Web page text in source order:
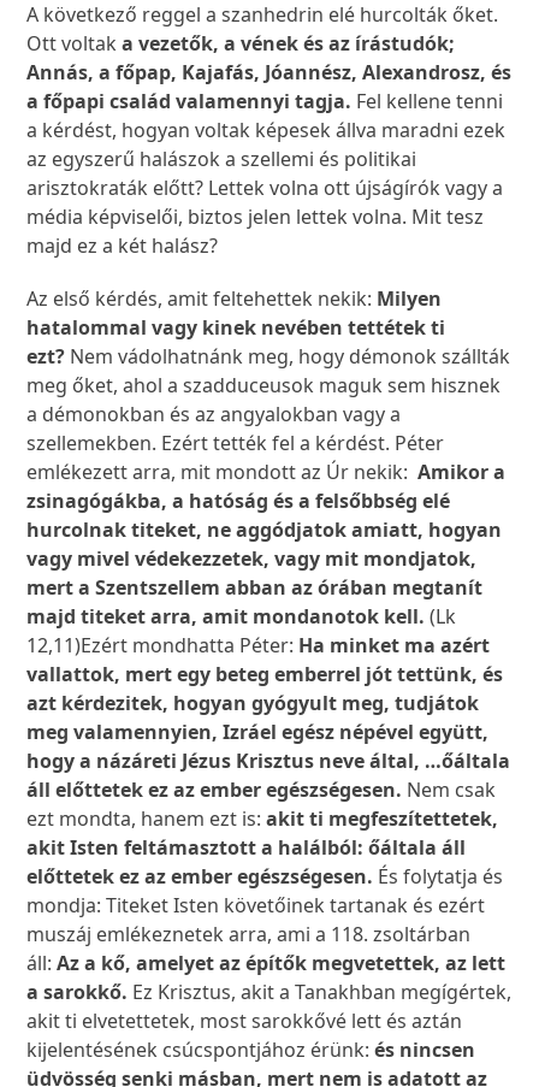
A következő reggel a szanhedrin elé hurcolták őket.
Ott voltaka vezetők, a vének és az írástudók;
Annás, a főpap, Kajafás, Jóannész, Alexandrosz, és
a főpapi család valamennyi tagja. Fel kellene tenni
a kérdést, hogyan voltak képesek állva maradni ezek
az egyszerű halászok a szellemi és politikai
arisztokraták előtt? Lettek volna ott újságírók vagy a
média képviselői, biztos jelen lettek volna. Mit tesz
majd ez a két halász?
Az első kérdés, amit feltehettek nekik: Milyen
hatalommal vagy kinek nevében tettétek ti
ezt? Nem vádolhatnánk meg, hogy démonok szállták
meg őket, ahol a szadduceusok maguk sem hisznek
a démonokban és az angyalokban vagy a
szellemekben. Ezért tették fel a kérdést. Péter
emlékezett arra, mit mondott az Úr nekik:Amikor a
zsinagógákba, a hatóság és a felsőbbség elé
hurcolnak titeket, ne aggódjatok amiatt, hogyan
vagy mivel védekezzetek, vagy mit mondjatok,
mert a Szentszellem abban az órában megtanít
majd titeket arra, amit mondanotok kell.(Lk
12,11)Ezért mondhatta Péter: Ha minket ma azért
vallattok, mert egy beteg emberrel jót tettünk, és
azt kérdezitek, hogyan gyógyult meg, tudjátok
meg valamennyien, Izráel egész népével együtt,
hogy a názáreti Jézus Krisztus neve által, …őáltala
áll előttetek ez az ember egészségesen. Nem csak
ezt mondta, hanem ezt is:akit ti megfeszítettetek,
akit Isten feltámasztott a halálból: őáltala áll
előttetek ez az ember egészségesen. És folytatja és
mondja: Titeket Isten követőinek tartanak és ezért
muszáj emlékeznetek arra, ami a 118. zsoltárban
áll:Az a kő, amelyet az építők megvetettek, az lett
a sarokkő. Ez Krisztus, akit a Tanakhban megígértek,
akit ti elvetettetek, most sarokkővé lett és aztán
kijelentésének csúcspontjához érünk:és nincsen
üdvösség senki másban, mert nem is adatott az